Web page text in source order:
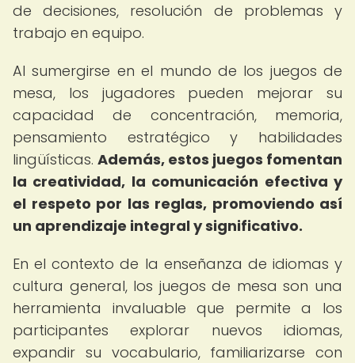
de decisiones, resolución de problemas y
trabajo en equipo.
Al sumergirse en el mundo de los juegos de
mesa, los jugadores pueden mejorar su
capacidad de concentración, memoria,
pensamiento estratégico y habilidades
lingüísticas. Además, estos juegos fomentan
la creatividad, la comunicación efectiva y
el respeto por las reglas, promoviendo así
un aprendizaje integral y significativo.
En el contexto de la enseñanza de idiomas y
cultura general, los juegos de mesa son una
herramienta invaluable que permite a los
participantes explorar nuevos idiomas,
expandir su vocabulario, familiarizarse con